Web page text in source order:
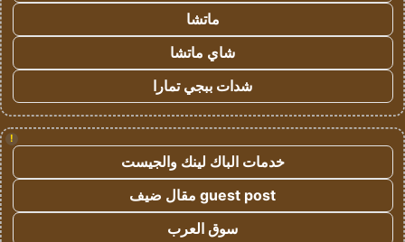
ماتشا
شاي ماتشا
شدات ببجي تمارا
!
خدمات الباك لينك والجيست
guest post مقال ضيف
سوق العرب